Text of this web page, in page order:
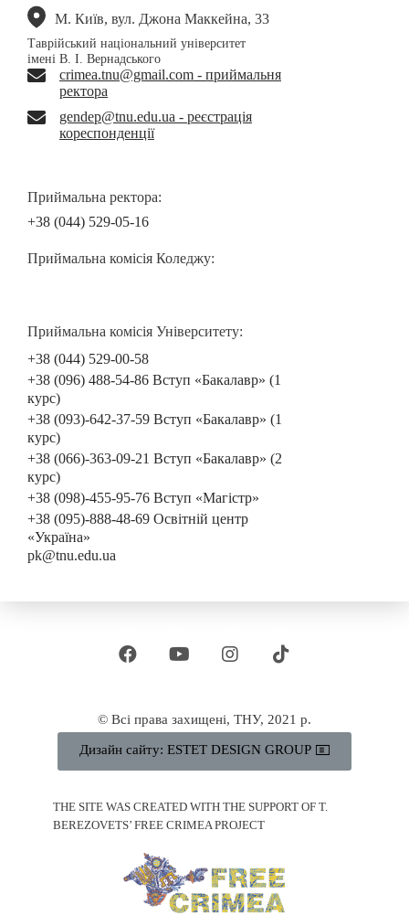
М. Київ, вул. Джона Маккейна, 33
Таврійський національний університет
імені В. І. Вернадського
crimea.tnu@gmail.com - приймальня
ректора
gendep@tnu.edu.ua - реєстрація
кореспонденції
Приймальна ректора:
+38 (044) 529-05-16
Приймальна комісія Коледжу:
Приймальна комісія Університету:
+38 (044) 529-00-58
+38 (096) 488-54-86 Вступ «Бакалавр» (1
курс)
+38 (093)-642-37-59 Вступ «Бакалавр» (1
курс)
+38 (066)-363-09-21 Вступ «Бакалавр» (2
курс)
+38 (098)-455-95-76 Вступ «Магістр»
+38 (095)-888-48-69 Освітній центр
«Україна»
pk@tnu.edu.ua
© Всі права захищені, ТНУ, 2021 р.
Дизайн сайту: ESTET DESIGN GROUP
THE SITE WAS CREATED WITH THE SUPPORT OF T.
BEREZOVETS’ FREE CRIMEA PROJECT